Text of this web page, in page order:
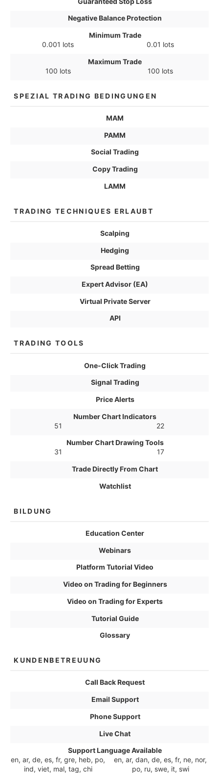
Negative Balance Protection
Minimum Trade
0.001 lots
0.01 lots
Maximum Trade
100 lots
100 lots
SPEZIAL TRADING BEDINGUNGEN
MAM
PAMM
Social Trading
Copy Trading
LAMM
TRADING TECHNIQUES ERLAUBT
Scalping
Hedging
Spread Betting
Expert Advisor (EA)
Virtual Private Server
API
TRADING TOOLS
One-Click Trading
Signal Trading
Price Alerts
Number Chart Indicators
51
22
Number Chart Drawing Tools
31
17
Trade Directly From Chart
Watchlist
BILDUNG
Education Center
Webinars
Platform Tutorial Video
Video on Trading for Beginners
Video on Trading for Experts
Tutorial Guide
Glossary
KUNDENBETREUUNG
Call Back Request
Email Support
Phone Support
Live Chat
Support Language Available
en, ar, de, es, fr, gre, heb, po,
ind, viet, mal, tag, chi
en, ar, dan, de, es, fr, ne, nor,
po, ru, swe, it, swi